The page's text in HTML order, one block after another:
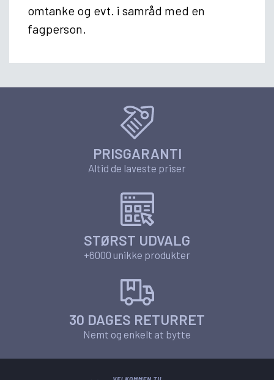
omtanke og evt. i samråd med en
fagperson.
PRISGARANTI
Altid de laveste priser
STØRST UDVALG
+6000 unikke produkter
30 DAGES RETURRET
Nemt og enkelt at bytte